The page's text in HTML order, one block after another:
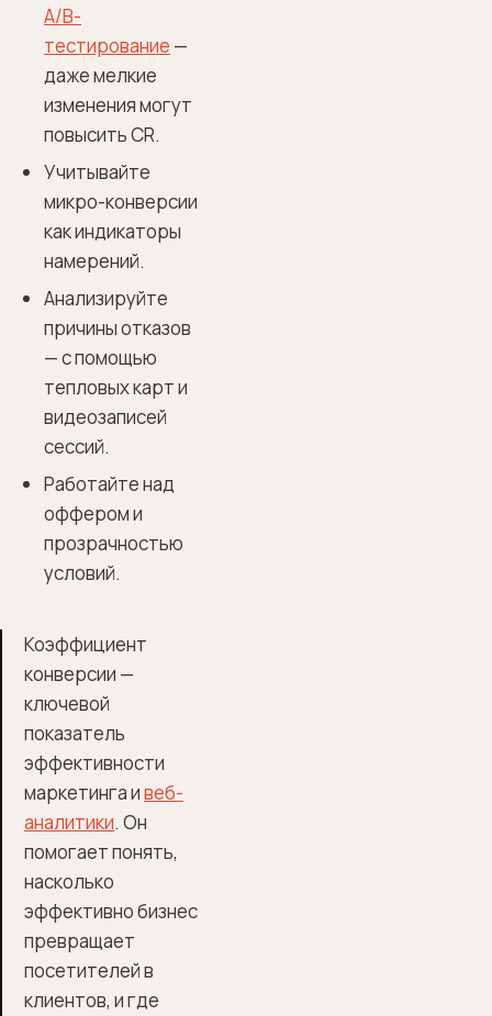
A/B-
тестирование —
даже мелкие
изменения могут
повысить CR.
Учитывайте
микро-конверсии
как индикаторы
намерений.
Анализируйте
причины отказов
— с помощью
тепловых карт и
видеозаписей
сессий.
Работайте над
оффером и
прозрачностью
условий.
Коэффициент
конверсии —
ключевой
показатель
эффективности
маркетинга ивеб-
аналитики. Он
помогает понять,
насколько
эффективно бизнес
превращает
посетителей в
клиентов, и где